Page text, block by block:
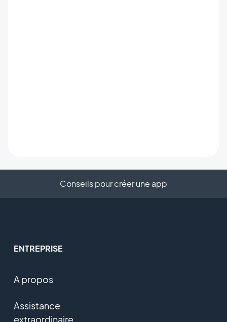
Conseils pour créer une app
ENTREPRISE
A propos
Assistance
extraordinaire